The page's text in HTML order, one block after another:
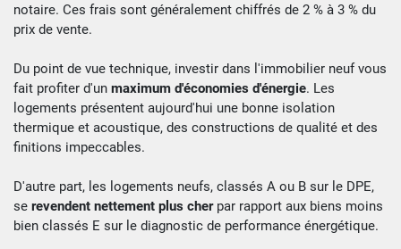
notaire. Ces frais sont généralement chiffrés de 2 % à 3 % du
prix de vente.
Du point de vue technique, investir dans l'immobilier neuf vous
fait profiter d'un maximum d'économies d'énergie. Les
logements présentent aujourd'hui une bonne isolation
thermique et acoustique, des constructions de qualité et des
finitions impeccables.
D'autre part, les logements neufs, classés A ou B sur le DPE,
se revendent nettement plus cherpar rapport aux biens moins
bien classés E sur le diagnostic de performance énergétique.